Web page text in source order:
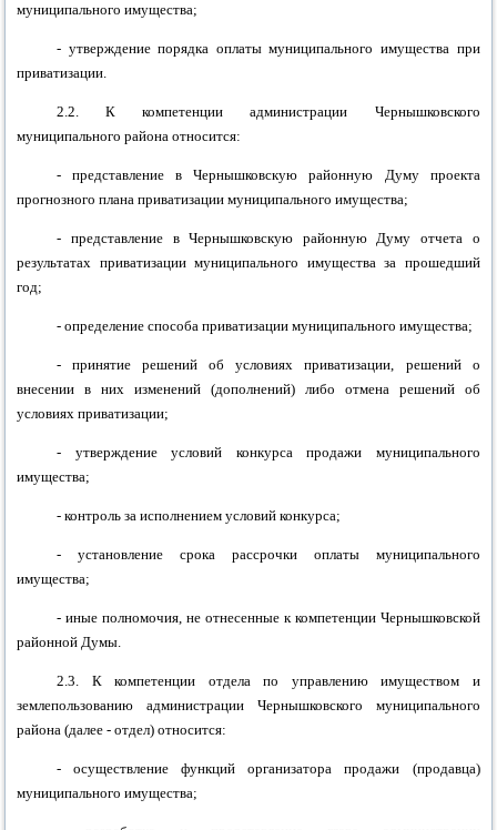
муниципального имущества;
- утверждение порядка оплаты муниципального имущества при
приватизации.
2.2. К компетенции администрации Чернышковского
муниципального районаотносится:
- представление вЧернышковскую районную Думу проекта
прогнозного плана приватизации муниципального имущества;
- представление вЧернышковскую районнуюДуму отчета о
результатах приватизации муниципального имущества за прошедший
год;
- определение способа приватизации муниципального имущества;
- принятие решений об условиях приватизации, решений о
внесении в них изменений (дополнений) либо отмена решений об
условиях приватизации;
- утверждение условий конкурса продажи муниципального
имущества;
- контроль за исполнением условий конкурса;
- установление срока рассрочки оплаты муниципального
имущества;
- иные полномочия, не отнесенные к компетенции Чернышковской
районной Думы.
2.3. К компетенции отдела по управлению имуществом и
землепользованию администрации Чернышковского муниципального
района (далее - отдел) относится:
- осуществление функций организатора продажи (продавца)
муниципального имущества;